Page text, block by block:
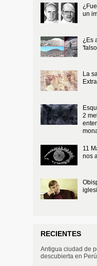
un
¿Es
La
2
11
nos
RECIENTES
Antigua ciudad de
descubierta en Perú